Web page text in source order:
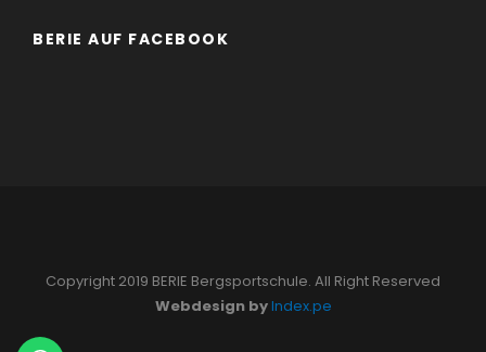
BERIE AUF FACEBOOK
Copyright 2019 BERIE Bergsportschule. All Right Reserved
Webdesign byIndex.pe